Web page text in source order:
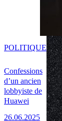
Confessions
d’un ancien
lobbyiste de
Huawei
26.06.2025
POLITIQUE